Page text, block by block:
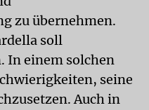
zu übernehmen.
soll
In einem solchen
seine
Auch in